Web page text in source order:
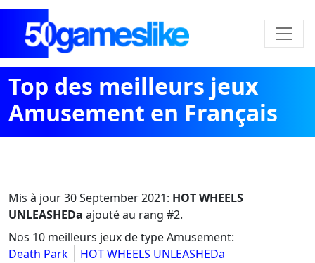
Top des meilleurs jeux
Amusement en Français
Mis à jour30 September 2021: HOT WHEELS
UNLEASHEDa ajouté au rang #2.
Nos 10 meilleurs jeux de type Amusement:
Death Park
HOT WHEELS UNLEASHEDa